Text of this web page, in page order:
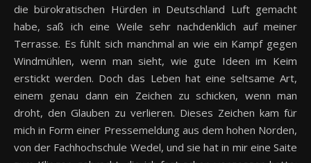
die bürokratischen Hürden in Deutschland Luft gemacht
habe, saß ich eine Weile sehr nachdenklich auf meiner
Terrasse. Es fühlt sich manchmal an wie ein Kampf gegen
Windmühlen, wenn man sieht, wie gute Ideen im Keim
erstickt werden. Doch das Leben hat eine seltsame Art,
einem genau dann ein Zeichen zu schicken, wenn man
droht, den Glauben zu verlieren. Dieses Zeichen kam für
mich in Form einer Pressemeldung aus dem hohen Norden,
von der Fachhochschule Wedel, und sie hat in mir eine Saite